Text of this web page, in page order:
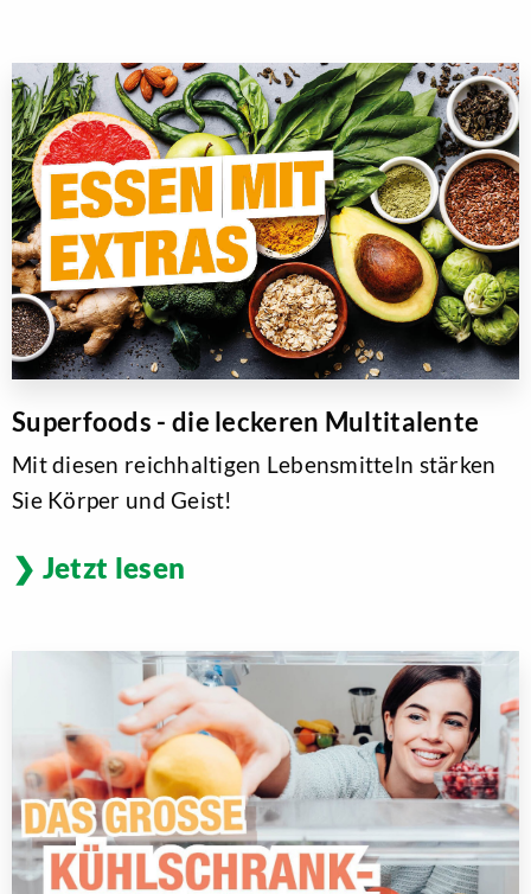
Superfoods - die leckeren Multitalente
Mit diesen reichhaltigen Lebensmitteln stärken
Sie Körper und Geist!
Jetzt lesen